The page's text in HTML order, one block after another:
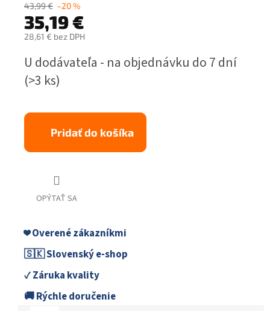
43,99 € –20 %
35,19 €
28,61 € bez DPH
cena:
U dodávateľa - na objednávku do 7 dní
(>3 ks)
Pridať do košíka
OPÝTAŤ SA
❤️ Overené zákazníkmi
🇸🇰 Slovenský e-shop
✓ Záruka kvality
🚚 Rýchle doručenie